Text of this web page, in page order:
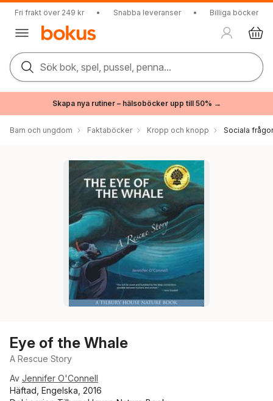
Fri frakt över 249 kr • Snabba leveranser • Billiga böcker
Sök bok, spel, pussel, penna...
Skapa nya rutiner – hälsoböcker upp till 50% →
Barn och ungdom Faktaböcker Kropp och knopp Sociala frågor
Eye of the Whale
A Rescue Story
Av Jennifer O'Connell
Häftad, Engelska, 2016